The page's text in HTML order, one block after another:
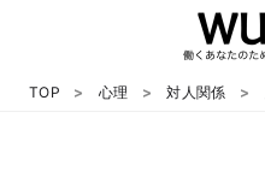
TOP 心理 対人関係